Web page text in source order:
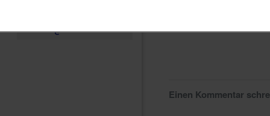
e
Einen Kommentar